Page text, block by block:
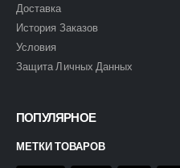
Доставка
История Заказов
Условия
Защита Личных Данных
ПОПУЛЯРНОЕ
МЕТКИ ТОВАРОВ